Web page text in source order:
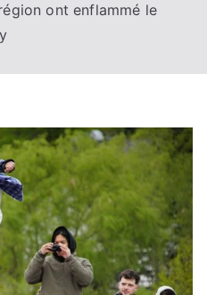
ont enflammé le